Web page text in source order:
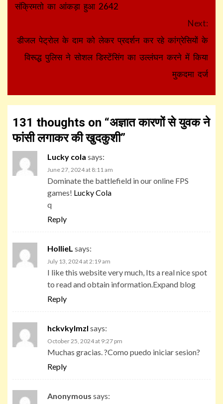
Reading
संक्रिमतो का आंकड़ा हुआ 2642
Next:
डीजल पेट्रोल के दाम को लेकर प्रदर्शन कर रहे कांग्रेसियों के
विरूद्ध पुलिस ने सोशल डिस्टेंसिंग का उल्लंघन करने में किया
मुकदमा दर्ज
131 thoughts on “अज्ञात कारणों से युवक ने
फांसी लगाकर की खुदकुशी”
Lucky cola says:
June 27, 2024 at 8:11 am
Dominate the battlefield in our online FPS
games! Lucky Cola
q
Reply
HollieL says:
July 13, 2024 at 2:19 am
I like this website very much, Its a real nice spot
to read and obtain information.Expand blog
Reply
hckvkylmzl says:
October 25, 2024 at 9:27 pm
Muchas gracias. ?Como puedo iniciar sesion?
Reply
Anonymous says: